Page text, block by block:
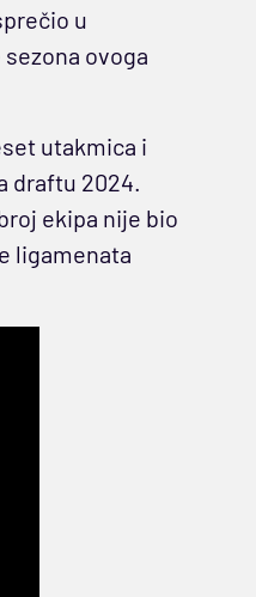
u
ovoga
utakmica i
draftu 2024.
ekipa nije bio
ligamenata